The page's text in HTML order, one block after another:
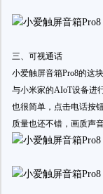
三、可视通话
小爱触屏音箱Pro8的这
与小米家的AIoT设备进
也很简单，点击电话按
质量也还不错，画质声